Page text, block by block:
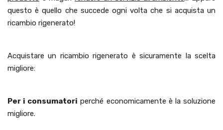
questo è quello che succede ogni volta che si acquista un
ricambio rigenerato!
Acquistare un ricambio rigenerato è sicuramente la scelta
migliore:
Per i consumatori perché economicamente è la soluzione
migliore.